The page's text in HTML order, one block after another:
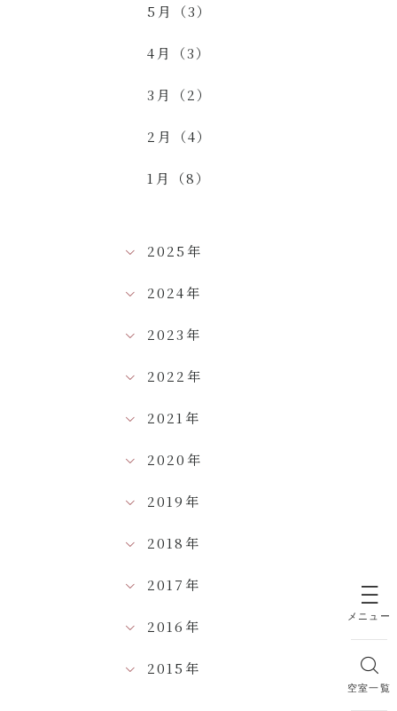
5月（3）
4月（3）
3月（2）
2月（4）
1月（8）
2025年
2024年
2023年
2022年
2021年
2020年
2019年
2018年
2017年
2016年
2015年
メニュー
空室一覧